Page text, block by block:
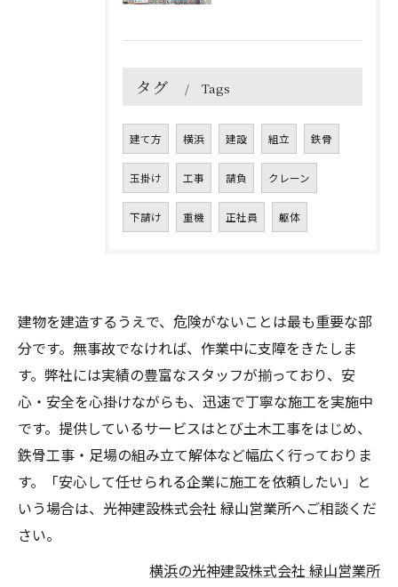
タグ Tags
建て方 横浜 建設 組立 鉄骨
玉掛け 工事 請負 クレーン
下請け 重機 正社員 躯体
建物を建造するうえで、危険がないことは最も重要な部
分です。無事故でなければ、作業中に支障をきたしま
す。弊社には実績の豊富なスタッフが揃っており、安
心・安全を心掛けながらも、迅速で丁寧な施工を実施中
です。提供しているサービスはとび土木工事をはじめ、
鉄骨工事・足場の組み立て解体など幅広く行っておりま
す。「安心して任せられる企業に施工を依頼したい」と
いう場合は、光神建設株式会社 緑山営業所へご相談くだ
さい。
横浜の光神建設株式会社 緑山営業所